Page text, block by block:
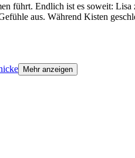
führt. Endlich ist es soweit:
aus. Während Kisten
Mehr anzeigen